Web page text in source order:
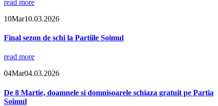
read more
10Mar10.03.2026
Final sezon de schi la Partiile Soimul
read more
04Mar04.03.2026
De 8 Martie, doamnele si domnisoarele schiaza gratuit pe Partia
Soimul